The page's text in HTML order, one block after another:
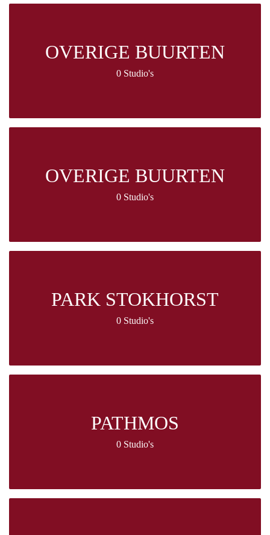
OVERIGE BUURTEN
0 Studio's
OVERIGE BUURTEN
0 Studio's
PARK STOKHORST
0 Studio's
PATHMOS
0 Studio's